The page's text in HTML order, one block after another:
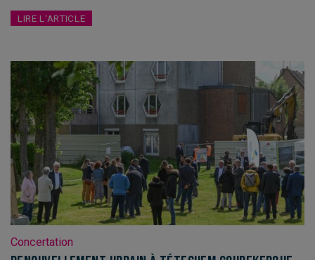
LIRE L'ARTICLE
Concertation